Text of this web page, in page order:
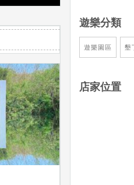
遊樂分類
遊樂園區 墾
店家位置